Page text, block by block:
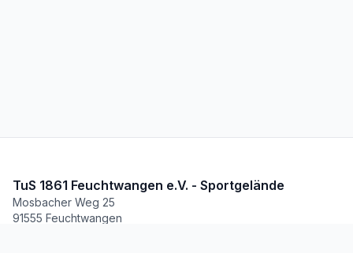
TuS 1861 Feuchtwangen e.V. - Sportgelände
Mosbacher Weg 25
91555 Feuchtwangen